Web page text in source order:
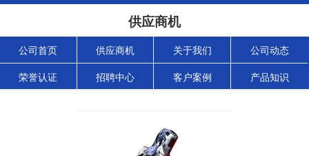
供应商机
公司首页 供应商机 关于我们 公司动态
荣誉认证 招聘中心 客户案例 产品知识